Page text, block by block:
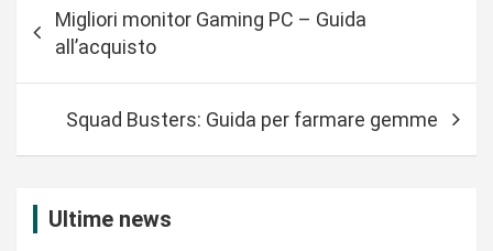
Migliori monitor Gaming PC – Guida
all’acquisto
Squad Busters: Guida per farmare gemme
Ultime news